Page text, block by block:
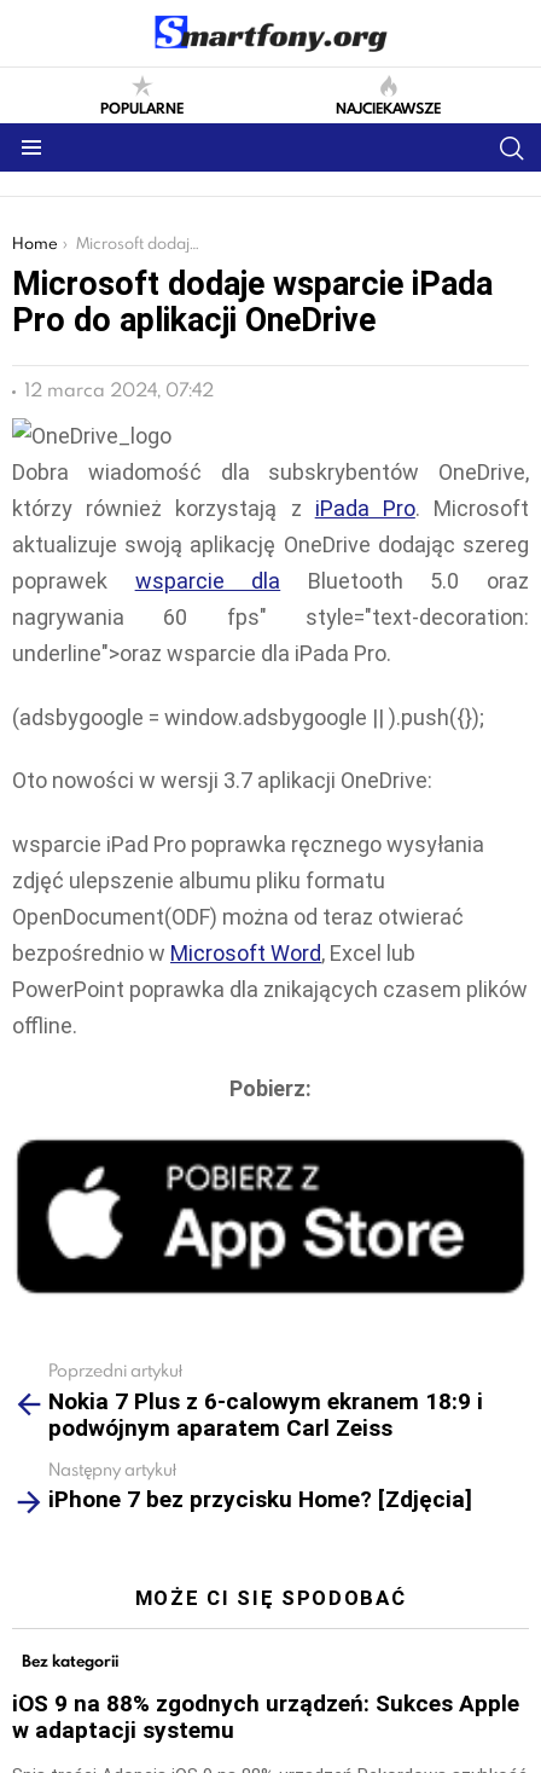
POPULARNE NAJCIEKAWSZE
You are here:
Home Microsoft dodaje wsparcie iPada Pro do aplikacji OneDrive
Microsoft dodaje wsparcie iPada
Pro do aplikacji OneDrive
12 marca 2024, 07:42
Dobra wiadomość dla subskrybentów OneDrive,
którzy również korzystają z iPada Pro. Microsoft
aktualizuje swoją aplikację OneDrive dodając szereg
poprawek wsparcie dla Bluetooth 5.0 oraz
nagrywania 60 fps" style="text-decoration:
underline">oraz wsparcie dla iPada Pro.
(adsbygoogle = window.adsbygoogle || ).push({});
Oto nowości w wersji 3.7 aplikacji OneDrive:
wsparcie iPad Pro poprawka ręcznego wysyłania
zdjęć ulepszenie albumu pliku formatu
OpenDocument(ODF) można od teraz otwierać
bezpośrednio w Microsoft Word, Excel lub
PowerPoint poprawka dla znikających czasem plików
offline.
Pobierz:
more
Poprzedni artykuł
Nokia 7 Plus z 6-calowym ekranem 18:9 i
podwójnym aparatem Carl Zeiss
Następny artykuł
iPhone 7 bez przycisku Home? [Zdjęcia]
MOŻE CI SIĘ SPODOBAĆ
Bez kategorii
iOS 9 na 88% zgodnych urządzeń: Sukces Apple
w adaptacji systemu